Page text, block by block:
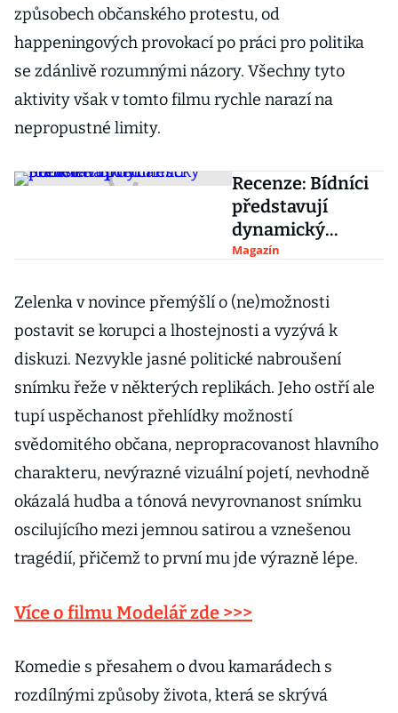
způsobech občanského protestu, od
happeningových provokací po práci pro politika
se zdánlivě rozumnými názory. Všechny tyto
aktivity však v tomto filmu rychle narazí na
nepropustné limity.
Recenze: Bídníci
představují
dynamický
pohled na
Francie
Magazín
Zelenka v novince přemýšlí o (ne)možnosti
postavit se korupci a lhostejnosti a vyzývá k
diskuzi. Nezvykle jasné politické nabroušení
snímku řeže v některých replikách. Jeho ostří ale
tupí uspěchanost přehlídky možností
svědomitého občana, nepropracovanost hlavního
charakteru, nevýrazné vizuální pojetí, nevhodně
okázalá hudba a tónová nevyrovnanost snímku
oscilujícího mezi jemnou satirou a vznešenou
tragédií, přičemž to první mu jde výrazně lépe.
Více o filmu Modelář zde >>>
Komedie s přesahem o dvou kamarádech s
rozdílnými způsoby života, která se skrývá